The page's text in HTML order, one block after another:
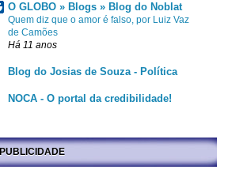
O GLOBO » Blogs » Blog do Noblat
Quem diz que o amor é falso, por Luiz Vaz
de Camões
Há 11 anos
Blog do Josias de Souza - Política
NOCA - O portal da credibilidade!
PUBLICIDADE